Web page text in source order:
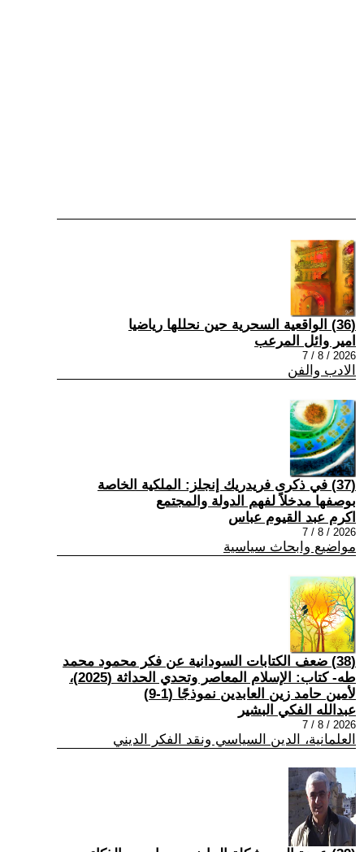
(36) الواقعية السحرية حين نحللها رياضيا
امير وائل المرعب
2026 / 8 / 7
الادب والفن
(37) في ذكرى فريدريك إنجلز: الملكية الخاصة
بوصفها مدخلاً لفهم الدولة والمجتمع
اكرم عبد القيوم عباس
2026 / 8 / 7
مواضيع وابحاث سياسية
(38) ضعف الكتابات السودانية عن فكر محمود محمد
طه- كتاب: الإسلام المعاصر وتحدي الحداثة (2025)،
لأمين حامد زين العابدين نموذجًا (1-9)
عبدالله الفكي البشير
2026 / 8 / 7
العلمانية، الدين السياسي ونقد الفكر الديني